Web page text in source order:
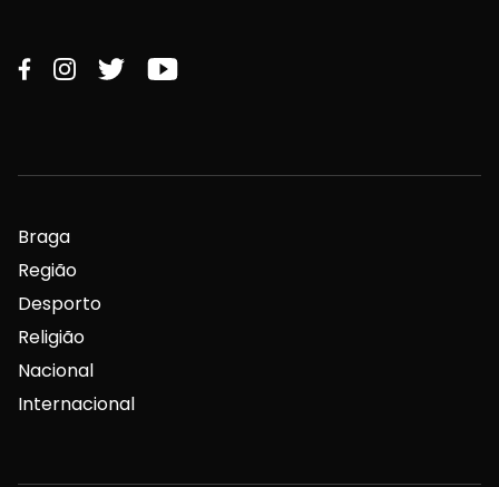
Braga
Região
Desporto
Religião
Nacional
Internacional